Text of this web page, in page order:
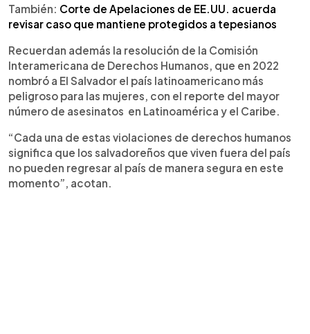
También: Corte de Apelaciones de EE.UU. acuerda
revisar caso que mantiene protegidos a tepesianos
Recuerdan además la resolución de la Comisión
Interamericana de Derechos Humanos, que en 2022
nombró a El Salvador el país latinoamericano más
peligroso para las mujeres, con el reporte del mayor
número de asesinatos en Latinoamérica y el Caribe.
“Cada una de estas violaciones de derechos humanos
significa que los salvadoreños que viven fuera del país
no pueden regresar al país de manera segura en este
momento”, acotan.